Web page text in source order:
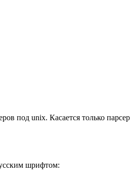
под unix. Касается только
шрифтом: